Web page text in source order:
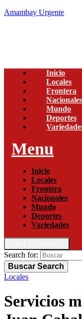
Amambay Urgente
Inicio
Locales
Frontera
Nacionales
Mundo
Deportes
Menu
Inicio
Locales
Frontera
Nacionales
Mundo
Deportes
Variedades
Search for:
Buscar Search
Locales
Servicios